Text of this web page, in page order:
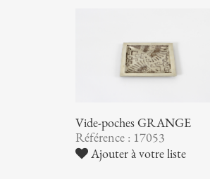
Vide-poches GRANGE
Référence : 17053
Ajouter à votre liste